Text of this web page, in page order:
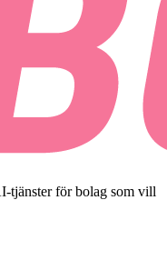
tjänster för bolag som vill